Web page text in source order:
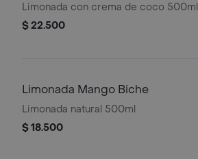
Limonada con crema de coco 500ml
$ 22.500
Limonada Mango Biche
Limonada natural 500ml
$ 18.500